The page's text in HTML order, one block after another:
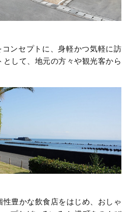
ンセプトに、身軽かつ気軽に訪
して、地元の方々や観光客から
性豊かな飲食店をはじめ、おしゃ